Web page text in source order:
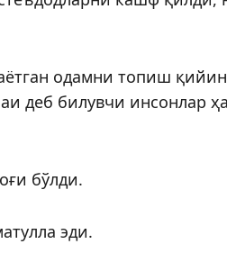
одамни топиш
деб билувчи инсонлар
бўлди.
эди.